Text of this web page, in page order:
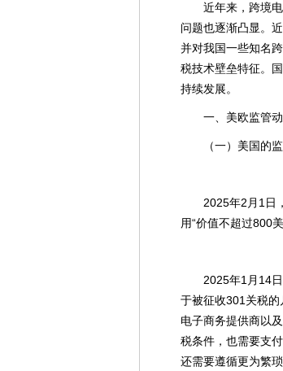
近年来，跨境
问题也逐渐凸显。
并对我国一些知名
税技术壁垒特征。
持续发展。
一、美欧监管
（一）美国的
2025年2月1日
用“价值不超过800
2025年1月14
于被征收301关税的
电子商务提供商以
税条件，也需要支
还需要遵循更为繁